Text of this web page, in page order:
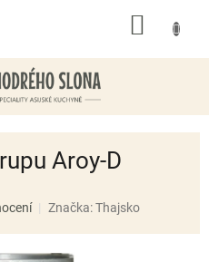
Aroy-D
Značka:Thajsko